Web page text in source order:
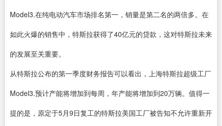
Model3.在纯电动汽车市场排名第一，销量是第二名的两倍多。在
如此火爆的销售中，特斯拉获得了40亿元的贷款，这对特斯拉未来
的发展至关重要。
从特斯拉公布的第一季度财务报告可以看出，上海特斯拉超级工厂
Model3.预计产能将增加到每周，年产能将增加到20万辆。值得一
提的是，原定于5月9日复工的特斯拉美国工厂被告知不允许重新开